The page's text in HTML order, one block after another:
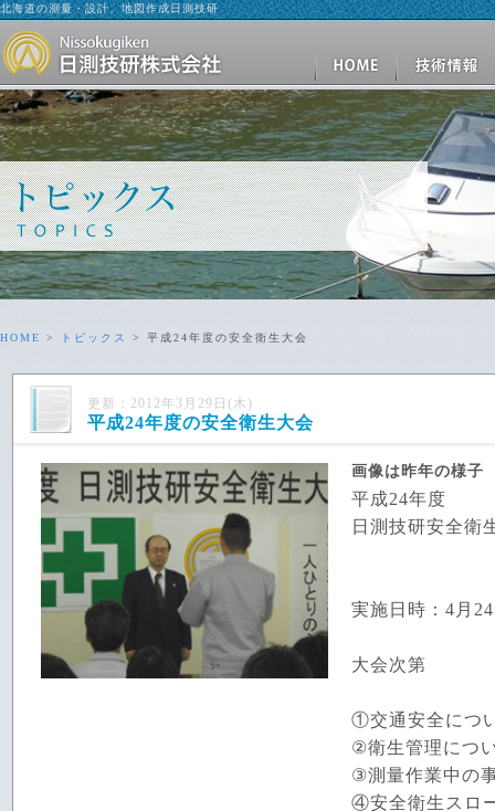
北海道の測量・設計、地図作成日測技研
HOME > トピックス > 平成24年度の安全衛生大会
更新：2012年3月29日(木)
平成24年度の安全衛生大会
画像は昨年の様子
平成24年度
日測技研安全衛
実施日時：4月
大会次第
①交通安全につ
②衛生管理につ
③測量作業中の
④安全衛生スロ